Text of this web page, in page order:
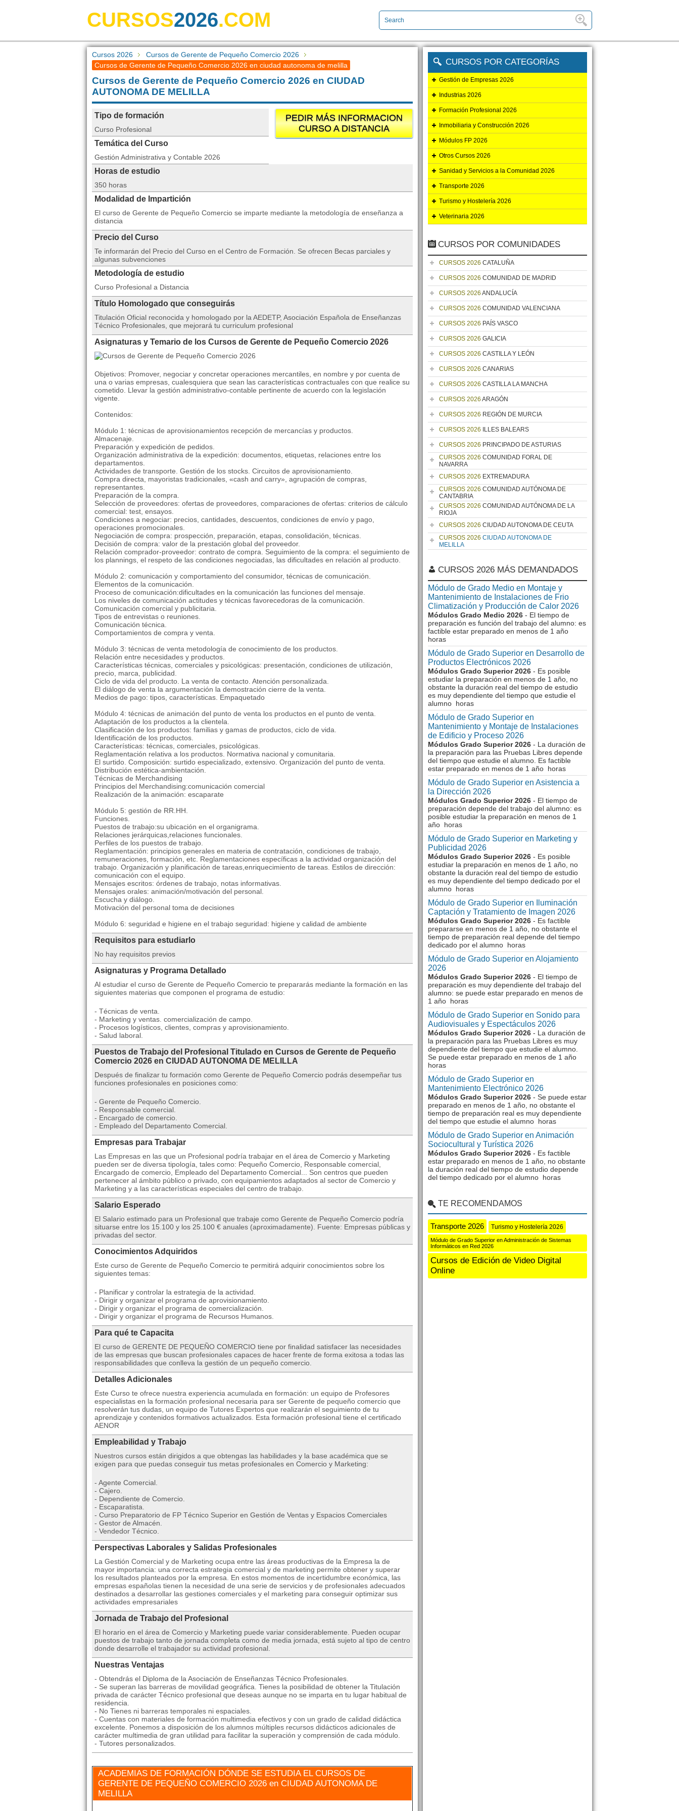
CURSOS2026.COM
Cursos 2026
Cursos de Gerente de Pequeño Comercio 2026
Cursos de Gerente de Pequeño Comercio 2026 en ciudad autonoma de melilla
Cursos de Gerente de Pequeño Comercio 2026 en CIUDAD
AUTONOMA DE MELILLA
PEDIR MÁS INFORMACION
CURSO A DISTANCIA
Tipo de formación
Curso Profesional
Temática del Curso
Gestión Administrativa y Contable 2026
Horas de estudio
350 horas
Modalidad de Impartición
El curso de Gerente de Pequeño Comercio se imparte mediante la metodología de enseñanza a
distancia
Precio del Curso
Te informarán del Precio del Curso en el Centro de Formación. Se ofrecen Becas parciales y
algunas subvenciones
Metodología de estudio
Curso Profesional a Distancia
Título Homologado que conseguirás
Titulación Oficial reconocida y homologado por la AEDETP, Asociación Española de Enseñanzas
Técnico Profesionales, que mejorará tu curriculum profesional
Asignaturas y Temario de los Cursos de Gerente de Pequeño Comercio 2026
Objetivos: Promover, negociar y concretar operaciones mercantiles, en nombre y por cuenta de
una o varias empresas, cualesquiera que sean las características contractuales con que realice su
cometido. Llevar la gestión administrativo-contable pertinente de acuerdo con la legislación
vigente.
Contenidos:
Módulo 1: técnicas de aprovisionamientos recepción de mercancías y productos.
Almacenaje.
Preparación y expedición de pedidos.
Organización administrativa de la expedición: documentos, etiquetas, relaciones entre los
departamentos.
Actividades de transporte. Gestión de los stocks. Circuitos de aprovisionamiento.
Compra directa, mayoristas tradicionales, «cash and carry», agrupación de compras,
representantes.
Preparación de la compra.
Selección de proveedores: ofertas de proveedores, comparaciones de ofertas: criterios de cálculo
comercial: test, ensayos.
Condiciones a negociar: precios, cantidades, descuentos, condiciones de envío y pago,
operaciones promocionales.
Negociación de compra: prospección, preparación, etapas, consolidación, técnicas.
Decisión de compra: valor de la prestación global del proveedor.
Relación comprador-proveedor: contrato de compra. Seguimiento de la compra: el seguimiento de
los plannings, el respeto de las condiciones negociadas, las dificultades en relación al producto.
Módulo 2: comunicación y comportamiento del consumidor, técnicas de comunicación.
Elementos de la comunicación.
Proceso de comunicación:dificultades en la comunicación las funciones del mensaje.
Los niveles de comunicación actitudes y técnicas favorecedoras de la comunicación.
Comunicación comercial y publicitaria.
Tipos de entrevistas o reuniones.
Comunicación técnica.
Comportamientos de compra y venta.
Módulo 3: técnicas de venta metodología de conocimiento de los productos.
Relación entre necesidades y productos.
Características técnicas, comerciales y psicológicas: presentación, condiciones de utilización,
precio, marca, publicidad.
Ciclo de vida del producto. La venta de contacto. Atención personalizada.
El diálogo de venta la argumentación la demostración cierre de la venta.
Medios de pago: tipos, características. Empaquetado
Módulo 4: técnicas de animación del punto de venta los productos en el punto de venta.
Adaptación de los productos a la clientela.
Clasificación de los productos: familias y gamas de productos, ciclo de vida.
Identificación de los productos.
Características: técnicas, comerciales, psicológicas.
Reglamentación relativa a los productos. Normativa nacional y comunitaria.
El surtido. Composición: surtido especializado, extensivo. Organización del punto de venta.
Distribución estética-ambientación.
Técnicas de Merchandising
Principios del Merchandising:comunicación comercial
Realización de la animación: escaparate
Módulo 5: gestión de RR.HH.
Funciones.
Puestos de trabajo:su ubicación en el organigrama.
Relaciones jerárquicas,relaciones funcionales.
Perfiles de los puestos de trabajo.
Reglamentación: principios generales en materia de contratación, condiciones de trabajo,
remuneraciones, formación, etc. Reglamentaciones específicas a la actividad organización del
trabajo. Organización y planificación de tareas,enriquecimiento de tareas. Estilos de dirección:
comunicación con el equipo.
Mensajes escritos: órdenes de trabajo, notas informativas.
Mensajes orales: animación/motivación del personal.
Escucha y diálogo.
Motivación del personal toma de decisiones
Módulo 6: seguridad e higiene en el trabajo seguridad: higiene y calidad de ambiente
Requisitos para estudiarlo
No hay requisitos previos
Asignaturas y Programa Detallado
Al estudiar el curso de Gerente de Pequeño Comercio te prepararás mediante la formación en las
siguientes materias que componen el programa de estudio:
- Técnicas de venta.
- Marketing y ventas. comercialización de campo.
- Procesos logísticos, clientes, compras y aprovisionamiento.
- Salud laboral.
Puestos de Trabajo del Profesional Titulado en Cursos de Gerente de Pequeño
Comercio 2026 en CIUDAD AUTONOMA DE MELILLA
Después de finalizar tu formación como Gerente de Pequeño Comercio podrás desempeñar tus
funciones profesionales en posiciones como:
- Gerente de Pequeño Comercio.
- Responsable comercial.
- Encargado de comercio.
- Empleado del Departamento Comercial.
Empresas para Trabajar
Las Empresas en las que un Profesional podría trabajar en el área de Comercio y Marketing
pueden ser de diversa tipología, tales como: Pequeño Comercio, Responsable comercial,
Encargado de comercio, Empleado del Departamento Comercial... Son centros que pueden
pertenecer al ámbito público o privado, con equipamientos adaptados al sector de Comercio y
Marketing y a las características especiales del centro de trabajo.
Salario Esperado
El Salario estimado para un Profesional que trabaje como Gerente de Pequeño Comercio podría
situarse entre los 15.100 y los 25.100 € anuales (aproximadamente). Fuente: Empresas públicas y
privadas del sector.
Conocimientos Adquiridos
Este curso de Gerente de Pequeño Comercio te permitirá adquirir conocimientos sobre los
siguientes temas:
- Planificar y controlar la estrategia de la actividad.
- Dirigir y organizar el programa de aprovisionamiento.
- Dirigir y organizar el programa de comercialización.
- Dirigir y organizar el programa de Recursos Humanos.
Para qué te Capacita
El curso de GERENTE DE PEQUEÑO COMERCIO tiene por finalidad satisfacer las necesidades
de las empresas que buscan profesionales capaces de hacer frente de forma exitosa a todas las
responsabilidades que conlleva la gestión de un pequeño comercio.
Detalles Adicionales
Este Curso te ofrece nuestra experiencia acumulada en formación: un equipo de Profesores
especialistas en la formación profesional necesaria para ser Gerente de pequeño comercio que
resolverán tus dudas, un equipo de Tutores Expertos que realizarán el seguimiento de tu
aprendizaje y contenidos formativos actualizados. Esta formación profesional tiene el certificado
AENOR
Empleabilidad y Trabajo
Nuestros cursos están dirigidos a que obtengas las habilidades y la base académica que se
exigen para que puedas conseguir tus metas profesionales en Comercio y Marketing:
- Agente Comercial.
- Cajero.
- Dependiente de Comercio.
- Escaparatista.
- Curso Preparatorio de FP Técnico Superior en Gestión de Ventas y Espacios Comerciales
- Gestor de Almacén.
- Vendedor Técnico.
Perspectivas Laborales y Salidas Profesionales
La Gestión Comercial y de Marketing ocupa entre las áreas productivas de la Empresa la de
mayor importancia: una correcta estrategia comercial y de marketing permite obtener y superar
los resultados planteados por la empresa. En estos momentos de incertidumbre económica, las
empresas españolas tienen la necesidad de una serie de servicios y de profesionales adecuados
destinados a desarrollar las gestiones comerciales y el marketing para conseguir optimizar sus
actividades empresariales
Jornada de Trabajo del Profesional
El horario en el área de Comercio y Marketing puede variar considerablemente. Pueden ocupar
puestos de trabajo tanto de jornada completa como de media jornada, está sujeto al tipo de centro
donde desarrolle el trabajador su actividad profesional.
Nuestras Ventajas
- Obtendrás el Diploma de la Asociación de Enseñanzas Técnico Profesionales.
- Se superan las barreras de movilidad geográfica. Tienes la posibilidad de obtener la Titulación
privada de carácter Técnico profesional que deseas aunque no se imparta en tu lugar habitual de
residencia.
- No Tienes ni barreras temporales ni espaciales.
- Cuentas con materiales de formación multimedia efectivos y con un grado de calidad didáctica
excelente. Ponemos a disposición de los alumnos múltiples recursos didácticos adicionales de
carácter multimedia de gran utilidad para facilitar la superación y comprensión de cada módulo.
- Tutores personalizados.
ACADEMIAS DE FORMACIÓN DÓNDE SE ESTUDIA EL CURSOS DE
GERENTE DE PEQUEÑO COMERCIO 2026 en CIUDAD AUTONOMA DE
MELILLA
CURSOS POR CATEGORÍAS
Gestión de Empresas 2026
Industrias 2026
Formación Profesional 2026
Inmobiliaria y Construcción 2026
Módulos FP 2026
Otros Cursos 2026
Sanidad y Servicios a la Comunidad 2026
Transporte 2026
Turismo y Hostelería 2026
Veterinaria 2026
CURSOS POR COMUNIDADES
CURSOS 2026 CATALUÑA
CURSOS 2026 COMUNIDAD DE MADRID
CURSOS 2026 ANDALUCÍA
CURSOS 2026 COMUNIDAD VALENCIANA
CURSOS 2026 PAÍS VASCO
CURSOS 2026 GALICIA
CURSOS 2026 CASTILLA Y LEÓN
CURSOS 2026 CANARIAS
CURSOS 2026 CASTILLA LA MANCHA
CURSOS 2026 ARAGÓN
CURSOS 2026 REGIÓN DE MURCIA
CURSOS 2026 ILLES BALEARS
CURSOS 2026 PRINCIPADO DE ASTURIAS
CURSOS 2026 COMUNIDAD FORAL DE
NAVARRA
CURSOS 2026 EXTREMADURA
CURSOS 2026 COMUNIDAD AUTÓNOMA DE
CANTABRIA
CURSOS 2026 COMUNIDAD AUTÓNOMA DE LA
RIOJA
CURSOS 2026 CIUDAD AUTONOMA DE CEUTA
CURSOS 2026 CIUDAD AUTONOMA DE
MELILLA
CURSOS 2026 MÁS DEMANDADOS
Módulo de Grado Medio en Montaje y
Mantenimiento de Instalaciones de Frio
Climatización y Producción de Calor 2026
Módulos Grado Medio 2026 - El tiempo de
preparación es función del trabajo del alumno: es
factible estar preparado en menos de 1 año
horas
Módulo de Grado Superior en Desarrollo de
Productos Electrónicos 2026
Módulos Grado Superior 2026 - Es posible
estudiar la preparación en menos de 1 año, no
obstante la duración real del tiempo de estudio
es muy dependiente del tiempo que estudie el
alumno horas
Módulo de Grado Superior en
Mantenimiento y Montaje de Instalaciones
de Edificio y Proceso 2026
Módulos Grado Superior 2026 - La duración de
la preparación para las Pruebas Libres depende
del tiempo que estudie el alumno. Es factible
estar preparado en menos de 1 año horas
Módulo de Grado Superior en Asistencia a
la Dirección 2026
Módulos Grado Superior 2026 - El tiempo de
preparación depende del trabajo del alumno: es
posible estudiar la preparación en menos de 1
año horas
Módulo de Grado Superior en Marketing y
Publicidad 2026
Módulos Grado Superior 2026 - Es posible
estudiar la preparación en menos de 1 año, no
obstante la duración real del tiempo de estudio
es muy dependiente del tiempo dedicado por el
alumno horas
Módulo de Grado Superior en Iluminación
Captación y Tratamiento de Imagen 2026
Módulos Grado Superior 2026 - Es factible
prepararse en menos de 1 año, no obstante el
tiempo de preparación real depende del tiempo
dedicado por el alumno horas
Módulo de Grado Superior en Alojamiento
2026
Módulos Grado Superior 2026 - El tiempo de
preparación es muy dependiente del trabajo del
alumno: se puede estar preparado en menos de
1 año horas
Módulo de Grado Superior en Sonido para
Audiovisuales y Espectáculos 2026
Módulos Grado Superior 2026 - La duración de
la preparación para las Pruebas Libres es muy
dependiente del tiempo que estudie el alumno.
Se puede estar preparado en menos de 1 año
horas
Módulo de Grado Superior en
Mantenimiento Electrónico 2026
Módulos Grado Superior 2026 - Se puede estar
preparado en menos de 1 año, no obstante el
tiempo de preparación real es muy dependiente
del tiempo que estudie el alumno horas
Módulo de Grado Superior en Animación
Sociocultural y Turística 2026
Módulos Grado Superior 2026 - Es factible
estar preparado en menos de 1 año, no obstante
la duración real del tiempo de estudio depende
del tiempo dedicado por el alumno horas
TE RECOMENDAMOS
Transporte 2026 Turismo y Hostelería 2026
Módulo de Grado Superior en Administración de Sistemas
Informáticos en Red 2026
Cursos de Edición de Video Digital
Online